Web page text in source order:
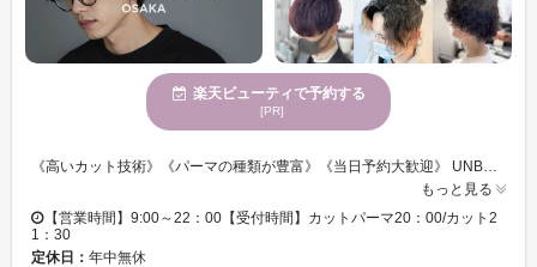
楽天ビューティで予約する
[PR]
《高いカット技術》《パーマの種類が豊富》《当日予約大歓迎》 UNBALANCE OSAKA【アンバランス オオサカ】では高い技術、お客様一人一人の理想を叶えるため、カウンセリング/アフターケアをこだわっております。 ツイストパーマやスパイラルパーマなど様々なパーマに対応し、 トレンドサロンで培ったカラー技術でナチュラルからハイトーンまで幅広いデザインにも対応しております。 ヘアスタイルだけでなく、お客様の悩みを解決し" 通いたくなる "サロンを目指しています。 ぜひ一度ご来店下さい。必ず満足していただけると思います◎
もっと見る
【営業時間】9:00～22：00【受付時間】カットパーマ20：00/カット2
1：30
定休日： 年中無休